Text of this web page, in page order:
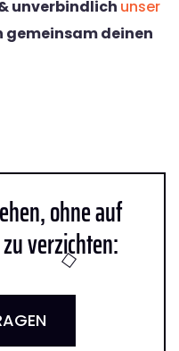
unverbindlich unser
gemeinsam deinen
ohne auf
verzichten: